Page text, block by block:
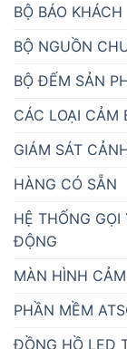
BỘ BÁO KHÁCH
BỘ NGUỒN
BỘ ĐẾM SẢN
CÁC LOẠI CẢM
GIÁM SÁT
HÀNG CÓ SẴN
HỆ THỐNG
ĐỘNG
MÀN HÌNH
PHẦN MỀM
ĐỒNG HỒ LED